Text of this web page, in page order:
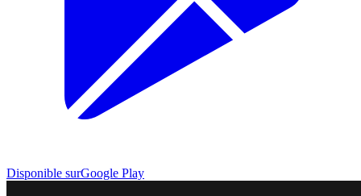
Disponible surGoogle Play